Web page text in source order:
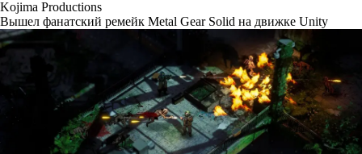
Kojima Productions
Вышел фанатский ремейк Metal Gear Solid на движке Unity